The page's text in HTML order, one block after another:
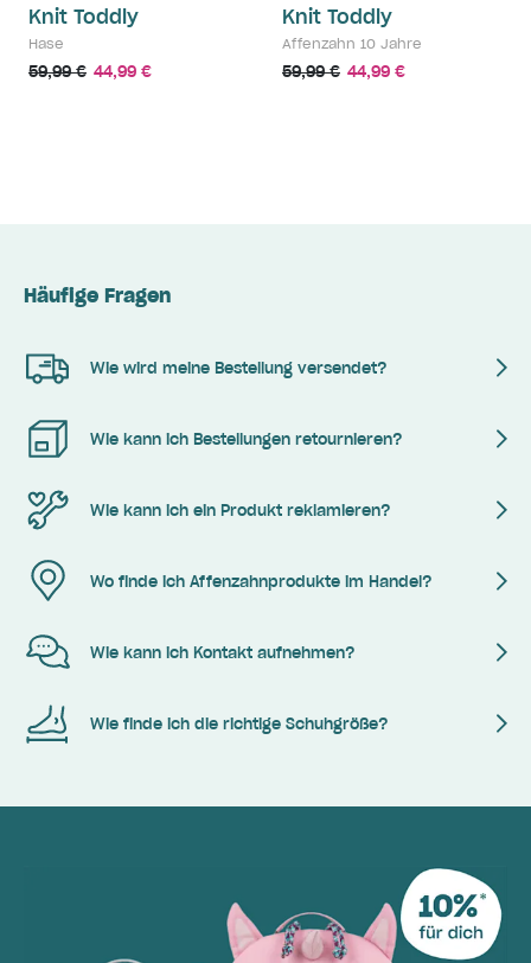
Knit Toddly
Hase
59,99 € 44,99 €
Knit Toddly
Affenzahn 10 Jahre
59,99 € 44,99 €
Häufige Fragen
Wie wird meine Bestellung versendet?
Wie kann ich Bestellungen retournieren?
Wie kann ich ein Produkt reklamieren?
Wo finde ich Affenzahnprodukte im Handel?
Wie kann ich Kontakt aufnehmen?
Wie finde ich die richtige Schuhgröße?